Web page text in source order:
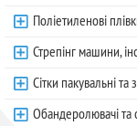
Поліетиленові
Стрепінг машини,
Сітки пакувальні та
Обандеролювачі та